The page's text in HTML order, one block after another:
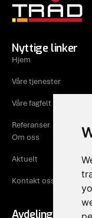
Nyttige linker
Hjem
Våre tjenester
Våre fagfelt
Referanser
Om oss
Aktuelt
Kontakt oss
Avdeling